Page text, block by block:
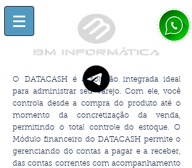
O DATACASH é a solução integrada ideal
para administrar seu Varejo. Com ele, você
controla desde a compra do produto até o
momento da concretização da venda,
permitindo o total controle do estoque. O
Módulo financeiro do DATACASH permite o
gerenciando do contas a pagar e a receber,
das contas correntes com acompanhamento